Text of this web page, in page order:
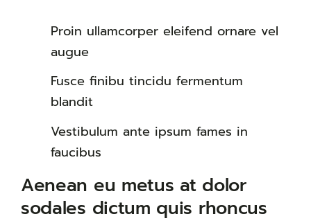
Proin ullamcorper eleifend ornare vel
augue
Fusce finibu tincidu fermentum
blandit
Vestibulum ante ipsum fames in
faucibus
Aenean eu metus at dolor
sodales dictum quis rhoncus